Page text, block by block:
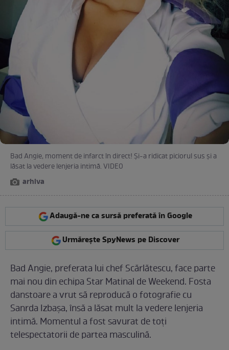
Bad Angie, moment de infarct în direct! Și-a ridicat piciorul sus și a
lăsat la vedere lenjeria intimă. VIDEO
arhiva
Adaugă-ne ca sursă preferată în Google
Urmărește SpyNews pe Discover
Bad Angie, preferata lui chef Scărlătescu, face parte
mai nou din echipa Star Matinal de Weekend. Fosta
danstoare a vrut să reproducă o fotografie cu
Sanrda Izbaşa, însă a lăsat mult la vedere lenjeria
intimă. Momentul a fost savurat de toţi
telespectatorii de partea masculină.